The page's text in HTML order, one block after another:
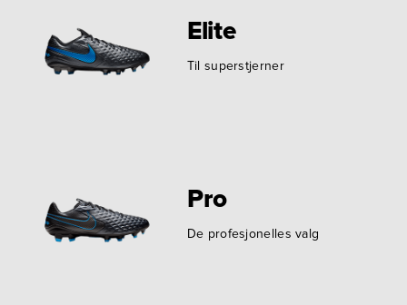
Elite
Til superstjerner
Pro
De profesjonelles valg